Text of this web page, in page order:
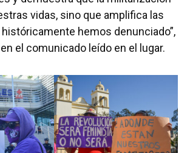
vidas, sino que amplifica las
hemos denunciado”,
el comunicado leído en el lugar.